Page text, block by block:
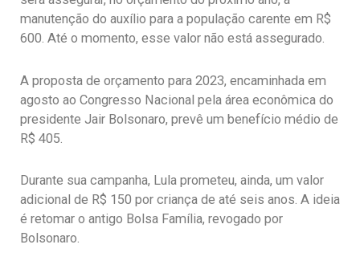
manutenção do auxílio para a população carente em R$
600. Até o momento, esse valor não está assegurado.
A proposta de orçamento para 2023, encaminhada em
agosto ao Congresso Nacional pela área econômica do
presidente Jair Bolsonaro, prevê um benefício médio de
R$ 405.
Durante sua campanha, Lula prometeu, ainda, um valor
adicional de R$ 150 por criança de até seis anos. A ideia
é retomar o antigo Bolsa Família, revogado por
Bolsonaro.